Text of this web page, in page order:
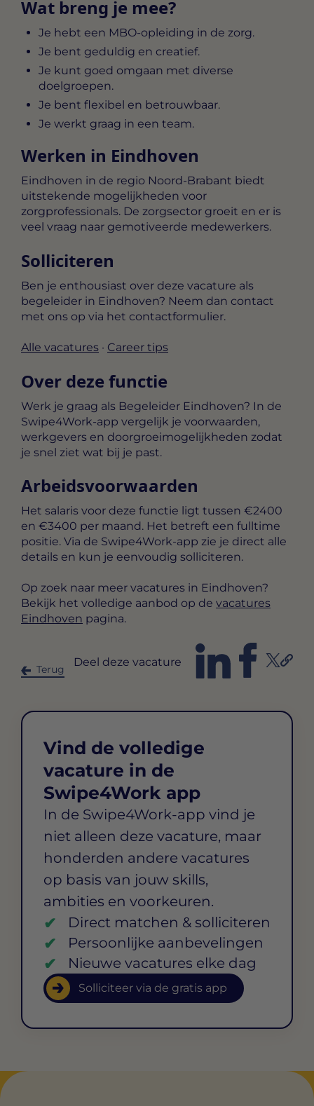
Wat breng je mee?
Je hebt een MBO-opleiding in de zorg.
Je bent geduldig en creatief.
Je kunt goed omgaan met diverse
doelgroepen.
Je bent flexibel en betrouwbaar.
Je werkt graag in een team.
Werken in Eindhoven
Eindhoven in de regio Noord-Brabant biedt
uitstekende mogelijkheden voor
zorgprofessionals. De zorgsector groeit en er is
veel vraag naar gemotiveerde medewerkers.
Solliciteren
Ben je enthousiast over deze vacature als
begeleider in Eindhoven? Neem dan contact
met ons op via het contactformulier.
Alle vacatures · Career tips
Over deze functie
Werk je graag als Begeleider Eindhoven? In de
Swipe4Work-app vergelijk je voorwaarden,
werkgevers en doorgroeimogelijkheden zodat
je snel ziet wat bij je past.
Arbeidsvoorwaarden
Het salaris voor deze functie ligt tussen €2400
en €3400 per maand. Het betreft een fulltime
positie. Via de Swipe4Work-app zie je direct alle
details en kun je eenvoudig solliciteren.
Op zoek naar meer vacatures in Eindhoven?
Bekijk het volledige aanbod op de vacatures
Eindhoven pagina.
Terug
Deel deze vacature
Vind de volledige
vacature in de
Swipe4Work app
In de Swipe4Work-app vind je
niet alleen deze vacature, maar
honderden andere vacatures
op basis van jouw skills,
ambities en voorkeuren.
Direct matchen & solliciteren
Persoonlijke aanbevelingen
Nieuwe vacatures elke dag
Solliciteer via de gratis app